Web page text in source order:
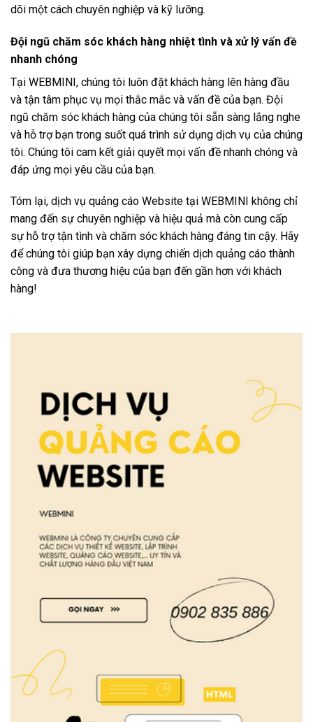
dõi một cách chuyên nghiệp và kỹ lưỡng.
Đội ngũ chăm sóc khách hàng nhiệt tình và xử lý vấn đề
nhanh chóng
Tại WEBMINI, chúng tôi luôn đặt khách hàng lên hàng đầu
và tận tâm phục vụ mọi thắc mắc và vấn đề của bạn. Đội
ngũ chăm sóc khách hàng của chúng tôi sẵn sàng lắng nghe
và hỗ trợ bạn trong suốt quá trình sử dụng dịch vụ của chúng
tôi. Chúng tôi cam kết giải quyết mọi vấn đề nhanh chóng và
đáp ứng mọi yêu cầu của bạn.
Tóm lại, dịch vụ quảng cáo Website tại WEBMINI không chỉ
mang đến sự chuyên nghiệp và hiệu quả mà còn cung cấp
sự hỗ trợ tận tình và chăm sóc khách hàng đáng tin cậy. Hãy
để chúng tôi giúp bạn xây dựng chiến dịch quảng cáo thành
công và đưa thương hiệu của bạn đến gần hơn với khách
hàng!